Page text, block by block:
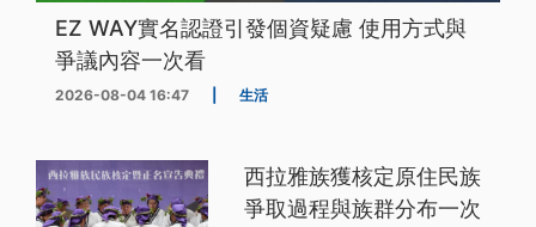
EZ WAY實名認證引發個資疑慮 使用方式與
爭議內容一次看
2026-08-04 16:47 生活
西拉雅族獲核定原住民族
爭取過程與族群分布一次